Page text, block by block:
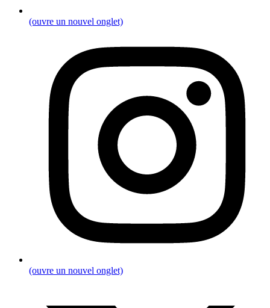
(ouvre un nouvel onglet)
(ouvre un nouvel onglet)